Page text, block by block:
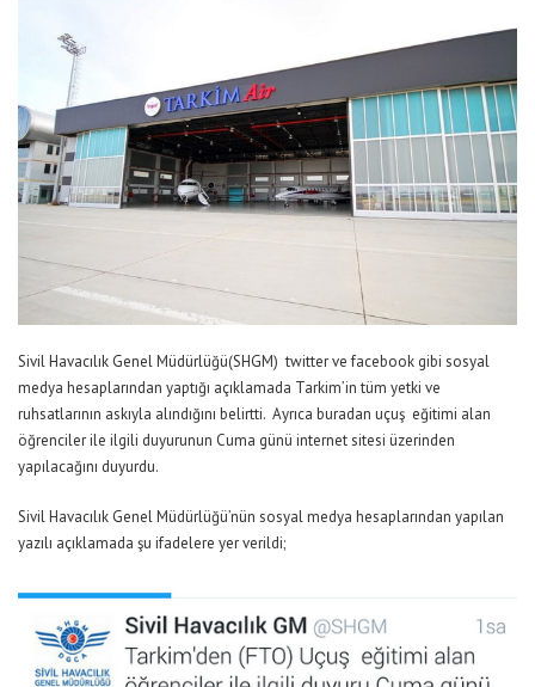
Sivil Havacılık Genel Müdürlüğü(SHGM) twitter ve facebook gibi sosyal
medya hesaplarından yaptığı açıklamada Tarkim’in tüm yetki ve
ruhsatlarının askıyla alındığını belirtti. Ayrıca buradan uçuş eğitimi alan
öğrenciler ile ilgili duyurunun Cuma günü internet sitesi üzerinden
yapılacağını duyurdu.
Sivil Havacılık Genel Müdürlüğü’nün sosyal medya hesaplarından yapılan
yazılı açıklamada şu ifadelere yer verildi;